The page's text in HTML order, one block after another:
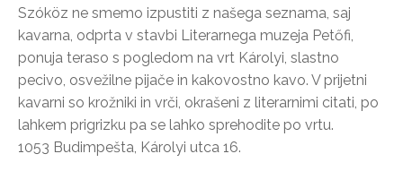
Szóköz ne smemo izpustiti z našega seznama, saj
kavarna, odprta v stavbi Literarnega muzeja Petőfi,
ponuja teraso s pogledom na vrt Károlyi, slastno
pecivo, osvežilne pijače in kakovostno kavo. V prijetni
kavarni so krožniki in vrči, okrašeni z literarnimi citati, po
lahkem prigrizku pa se lahko sprehodite po vrtu.
1053 Budimpešta, Károlyi utca 16.